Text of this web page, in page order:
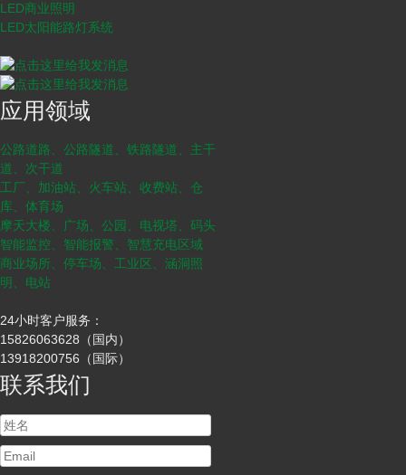
LED商业照明
LED太阳能路灯系统
应用领域
公路道路、公路隧道、铁路隧道、主干
道、次干道
工厂、加油站、火车站、收费站、仓
库、体育场
摩天大楼、广场、公园、电视塔、码头
智能监控、智能报警、智慧充电区域
商业场所、停车场、工业区、涵洞照
明、电站
24小时客户服务：
15826063628（国内）
13918200756（国际）
联系我们